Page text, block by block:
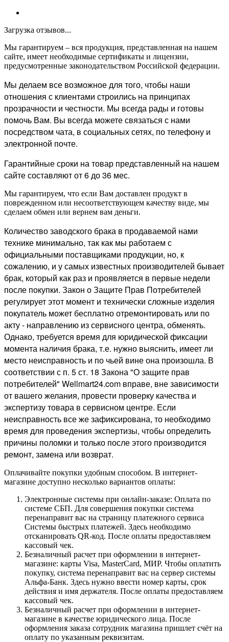
Загрузка отзывов...
Мы гарантируем – вся продукция, представленная на нашем
сайте, имеет необходимые сертификаты и лицензии,
предусмотренные законодательством Российской федерации.
Мы делаем все возможное для того, чтобы наши
отношения с клиентами строились на принципах
прозрачности и честности. Мы всегда рады и готовы
помочь Вам. Вы всегда можете связаться с нами
посредством чата, в социальных сетях, по телефону и
электронной почте.
Гарантийные сроки на товар представленный на нашем
сайте составляют от 6 до 36 мес.
Мы гарантируем, что если Вам доставлен продукт в
поврежденном или несоответствующем качеству виде, мы
сделаем обмен или вернем вам деньги.
Количество заводского брака в продаваемой нами
технике минимально, так как мы работаем с
официальными поставщиками продукции, но, к
сожалению, и у самых известных производителей бывает
брак, который как раз и проявляется в первые недели
после покупки. Закон о Защите Прав Потребителей
регулирует этот момент и технически сложные изделия
покупатель может бесплатно отремонтировать или по
акту - направлению из сервисного центра, обменять.
Однако, требуется время для юридической фиксации
момента наличия брака, т.е. нужно выяснить, имеет ли
место неисправность и по чьей вине она произошла. В
соответствии с п. 5 ст. 18 Закона "О защите прав
потребителей" Wellmart24.com вправе, вне зависимости
от вашего желания, провести проверку качества и
экспертизу товара в сервисном центре. Если
неисправность все же зафиксирована, то необходимо
время для проведения экспертизы, чтобы определить
причины поломки и только после этого производится
ремонт, замена или возврат.
Оплачивайте покупки удобным способом. В интернет-
магазине доступно несколько вариантов оплаты:
Электронные системы при онлайн-заказе: Оплата по
системе СБП. Для совершения покупки система
перенаправит вас на страницу платежного сервиса
Системы быстрых платежей. Здесь необходимо
отсканировать QR-код. После оплаты предоставляем
кассовый чек.
Безналичный расчет при оформлении в интернет-
магазине: карты Visa, MasterCard, МИР. Чтобы оплатить
покупку, система перенаправит вас на сервер системы
Альфа-Банк. Здесь нужно ввести номер карты, срок
действия и имя держателя. После оплаты предоставляем
кассовый чек.
Безналичный расчет при оформлении в интернет-
магазине в качестве юридического лица. После
оформления заказа сотрудник магазина пришлет счёт на
оплату по указанным реквизитам.